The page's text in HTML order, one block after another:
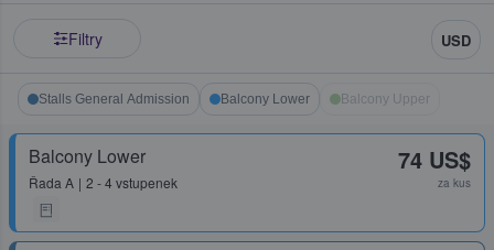
Filtry USD
Stalls General Admission Balcony Lower Balcony Upper
Balcony Lower
Řada A 2 - 4 vstupenek
74 US$
za kus